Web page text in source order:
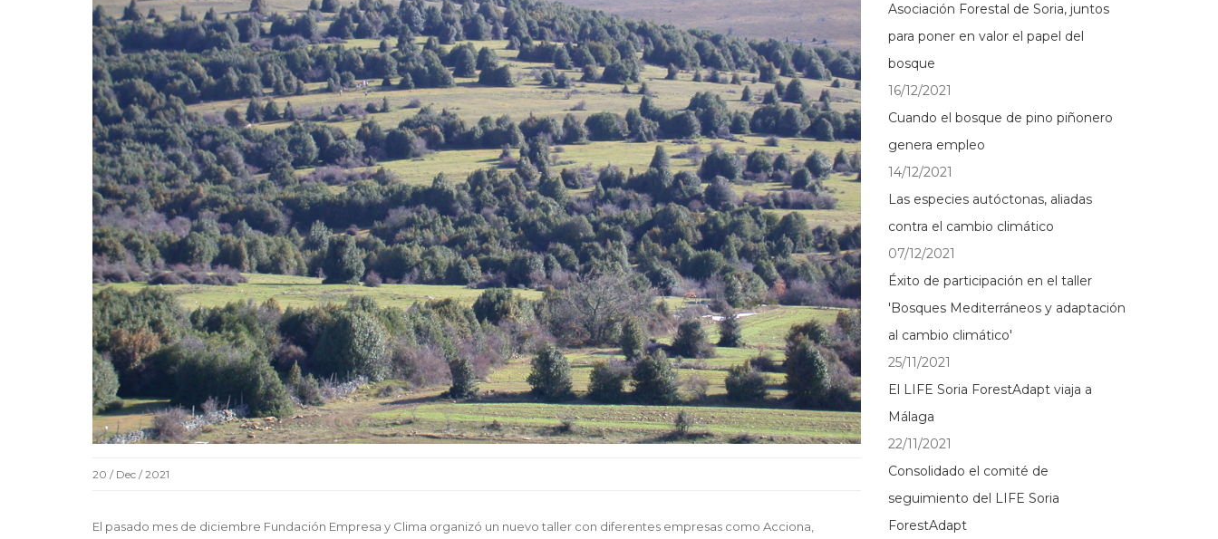
20 / Dec / 2021
El pasado mes de diciembre Fundación Empresa y Clima organizó un nuevo taller con diferentes empresas como Acciona,
Asociación Forestal de Soria, juntos
para poner en valor el papel del
bosque
16/12/2021
Cuando el bosque de pino piñonero
genera empleo
14/12/2021
Las especies autóctonas, aliadas
contra el cambio climático
07/12/2021
Éxito de participación en el taller
'Bosques Mediterráneos y adaptación
al cambio climático'
25/11/2021
El LIFE Soria ForestAdapt viaja a
Málaga
22/11/2021
Consolidado el comité de
seguimiento del LIFE Soria
ForestAdapt